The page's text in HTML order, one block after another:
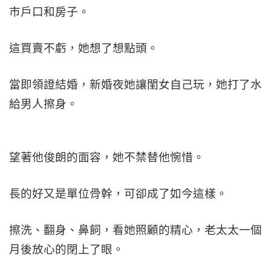
市戶口和房子。
這買賣不虧，她想了想點頭。
當即領證結婚，新婚夜她讓閨女自己玩，她打了水
給男人擦身。
望著他俊朗的面容，她不禁替他惋惜。
長的好又是單位骨幹，可卻成了如今這樣。
擦洗、翻身、鼻飼，看她照顧的精心，老太太一個
月後放心的閉上了眼。